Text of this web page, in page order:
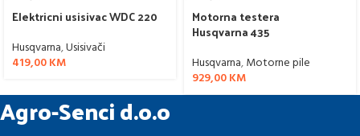
Elektricni usisivac WDC 220
Husqvarna,Usisivači
419,00KM
Motorna testera
Husqvarna 435
Husqvarna,Motorne pile
929,00KM
Agro-Senci d.o.o